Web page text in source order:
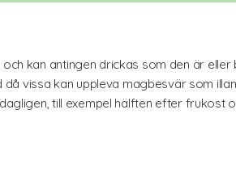
kan antingen drickas som den är
vissa kan uppleva magbesvär som
till exempel hälften efter frukost